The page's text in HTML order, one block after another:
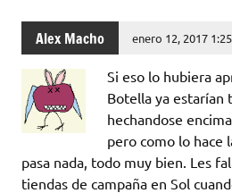
Alex Macho enero 12, 2017
Si eso lo hubiera
Botella ya estarían
hechandose
pero como lo hace
pasa nada, todo muy bien. Les
tiendas de campaña en Sol